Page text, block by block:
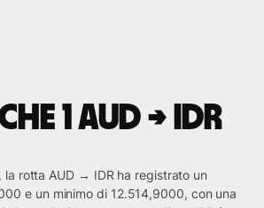
1 AUD → IDR
la rotta AUD → IDR ha registrato un
e un minimo di 12.514,9000, con una